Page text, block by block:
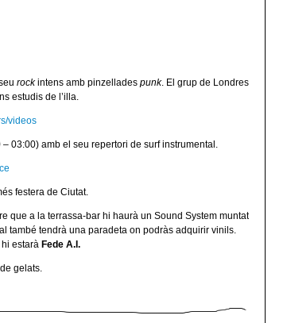
rockintens amb pinzellades punk. El grup de Londres
estudis de l’illa.
videos
– 03:00) amb el seu repertori de surf instrumental.
festera de Ciutat.
que a la terrassa-bar hi haurà un Sound System muntat
també tendrà una paradeta on podràs adquirir vinils.
estarà Fede A.I.
gelats.